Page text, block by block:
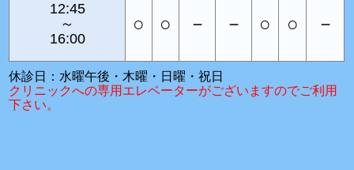
12:45
～
16:00
○ ○ － － ○ ○ －
休診日：水曜午後・木曜・日曜・祝日
クリニックへの専用エレベーターがございますのでご利用
下さい。